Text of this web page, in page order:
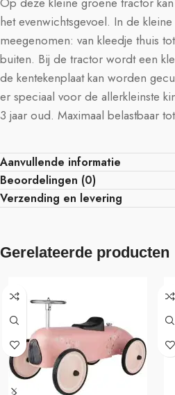
het evenwichtsgevoel. In de
meegenomen: van kleedje thuis
buiten. Bij de tractor wordt een
de kentekenplaat kan worden
er speciaal voor de allerkleinste
3 jaar oud. Maximaal belastbaar
Aanvullende informatie
Beoordelingen (0)
Verzending en levering
Gerelateerde producten